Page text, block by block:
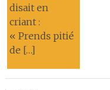
disait en
criant :
« Prends pitié
de […]